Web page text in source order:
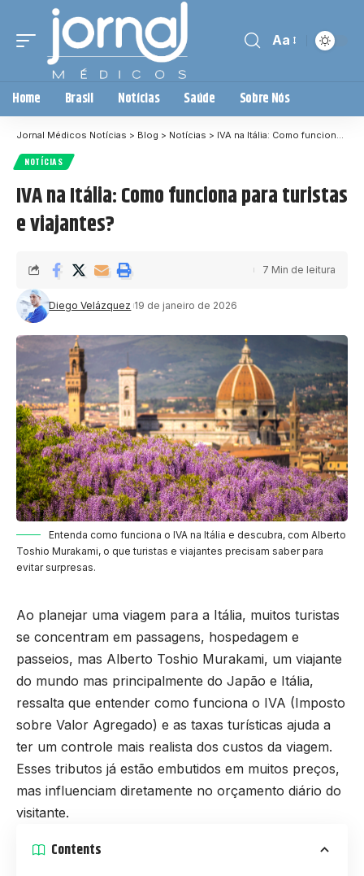
Aa
Home Brasil Notícias Saúde Sobre Nós
Jornal Médicos Notícias > Blog > Notícias > IVA na Itália: Como funciona para turistas e viajantes?
NOTÍCIAS
IVA na Itália: Como funciona para turistas
e viajantes?
Diego Velázquez 19 de janeiro de 2026
7 Min de leitura
Entenda como funciona o IVA na Itália e descubra, com Alberto
Toshio Murakami, o que turistas e viajantes precisam saber para
evitar surpresas.
Ao planejar uma viagem para a Itália, muitos turistas
se concentram em passagens, hospedagem e
passeios, mas Alberto Toshio Murakami, um viajante
do mundo mas principalmente do Japão e Itália,
ressalta que entender como funciona o IVA (Imposto
sobre Valor Agregado) e as taxas turísticas ajuda a
ter um controle mais realista dos custos da viagem.
Esses tributos já estão embutidos em muitos preços,
mas influenciam diretamente no orçamento diário do
visitante.
Contents